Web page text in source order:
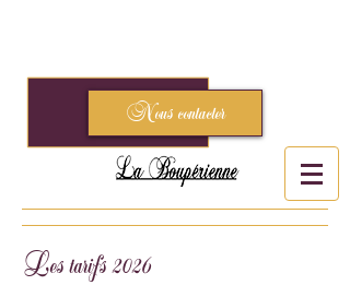
Nous contacter
Les tarifs 2026